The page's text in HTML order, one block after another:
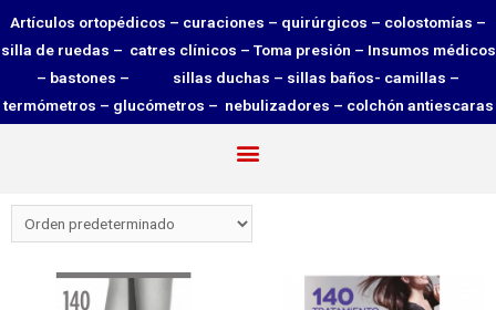
Artículos ortopédicos – curaciones – quirúrgicos – colostomías –
silla de ruedas – catres clínicos – Toma presión – Insumos médicos
– bastones – sillas duchas – sillas baños- camillas –
termómetros – glucómetros – nebulizadores – colchón antiescaras